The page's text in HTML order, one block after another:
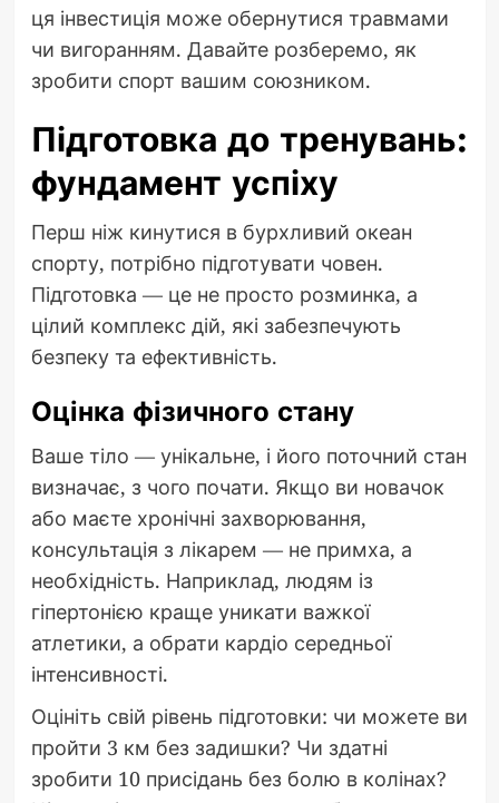
ця інвестиція може обернутися травмами
чи вигоранням. Давайте розберемо, як
зробити спорт вашим союзником.
Підготовка до тренувань:
фундамент успіху
Перш ніж кинутися в бурхливий океан
спорту, потрібно підготувати човен.
Підготовка — це не просто розминка, а
цілий комплекс дій, які забезпечують
безпеку та ефективність.
Оцінка фізичного стану
Ваше тіло — унікальне, і його поточний стан
визначає, з чого почати. Якщо ви новачок
або маєте хронічні захворювання,
консультація з лікарем — не примха, а
необхідність. Наприклад, людям із
гіпертонією краще уникати важкої
атлетики, а обрати кардіо середньої
інтенсивності.
Оцініть свій рівень підготовки: чи можете ви
пройти 3 км без задишки? Чи здатні
зробити 10 присідань без болю в колінах?